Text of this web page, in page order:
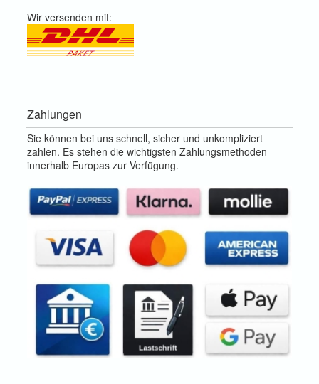
Wir versenden mit:
Zahlungen
Sie können bei uns schnell, sicher und unkompliziert
zahlen. Es stehen die wichtigsten Zahlungsmethoden
innerhalb Europas zur Verfügung.